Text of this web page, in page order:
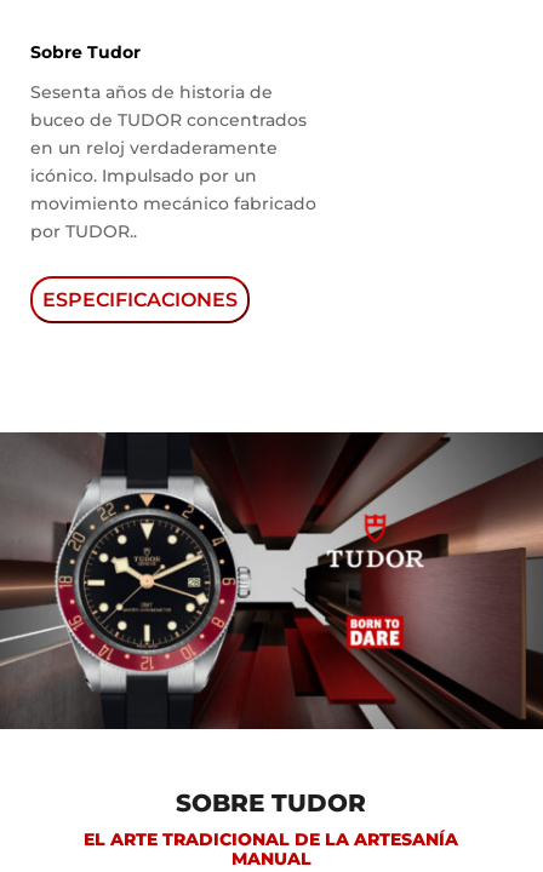
Sobre Tudor
Sesenta años de historia de
buceo de TUDOR concentrados
en un reloj verdaderamente
icónico. Impulsado por un
movimiento mecánico fabricado
por TUDOR..
ESPECIFICACIONES
ESFERA COLOR OSCURO
REF: M79030N-0001
SKU: 79030N
MODELO
BLACK BAY 58 M79030N-0001
FUNCIONES
Hermético hasta 200 m, Calibre de Manufactura MT5402
(COSC) Movimiento mecánico de cuerda automática con
rotor bidireccional, Caja de acero de 39 mm, acabado
pulido y satinado.
Bisel giratorio unidireccional de acero con disco de
minutos y marcas con baño de oro rosa, Cristal de zafiro
SOBRE TUDOR
EL ARTE TRADICIONAL DE LA ARTESANÍA
MANUAL